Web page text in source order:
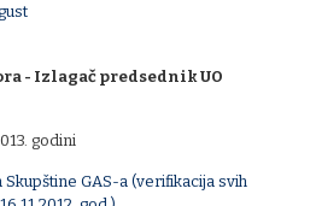
- Izlagač predsednik UO
godini
GAS-a (verifikacija svih